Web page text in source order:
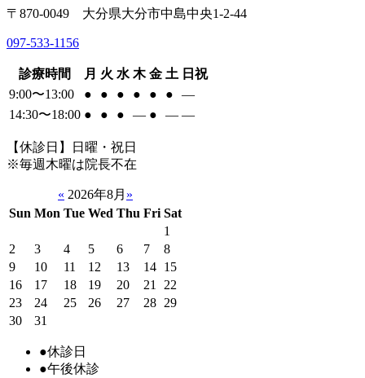
〒870-0049 大分県大分市中島中央1-2-44
097-533-1156
診療時間 月 火 水 木 金 土 日祝
9:00〜13:00
● ● ● ● ● ●
―
14:30〜18:00 ● ● ● ― ● ― ―
【休診日】日曜・祝日
※毎週木曜は院長不在
« 2026年8月 »
Sun Mon Tue Wed Thu Fri Sat
1
2
3 4 5 6 7
8
9
10 11 12 13 14 15
16
17 18 19 20 21
22
23
24 25 26 27 28 29
30
31
●休診日
●午後休診